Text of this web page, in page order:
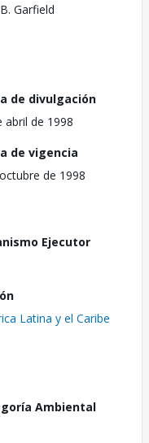
Garfield
de divulgación
abril de 1998
de vigencia
de 1998
Ejecutor
Latina y el Caribe
Ambiental